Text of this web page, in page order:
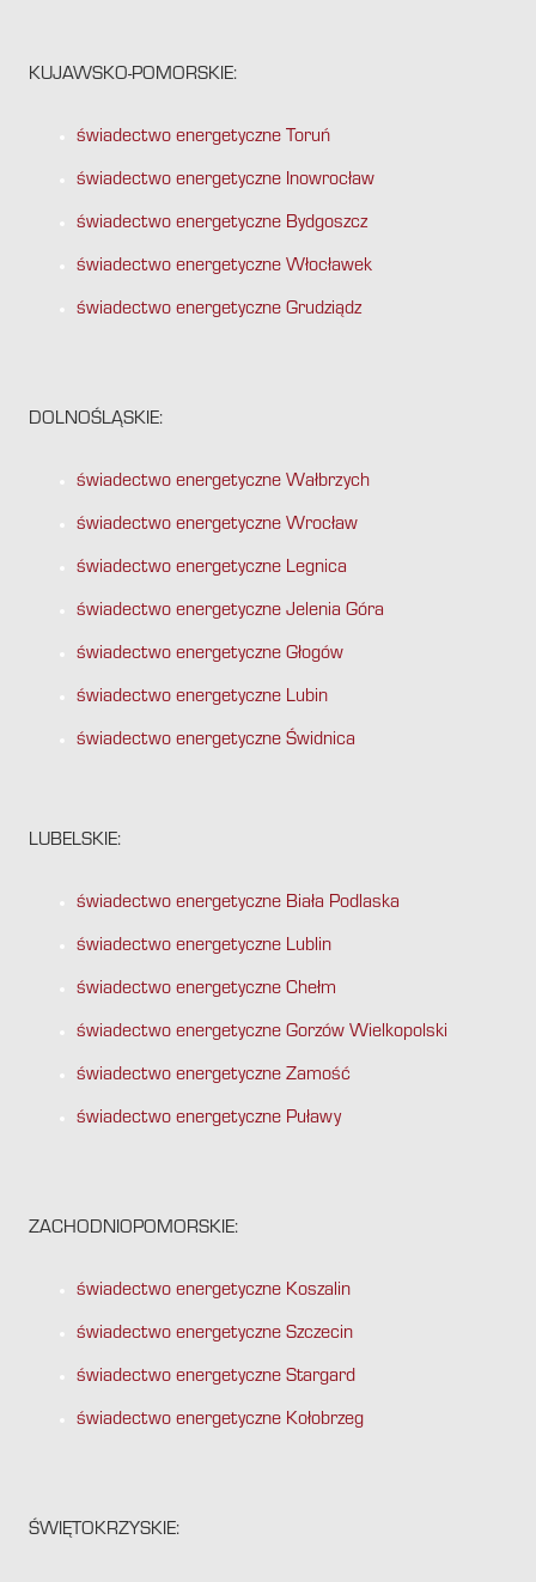
KUJAWSKO-POMORSKIE:
świadectwo energetyczne Toruń
świadectwo energetyczne Inowrocław
świadectwo energetyczne Bydgoszcz
świadectwo energetyczne Włocławek
świadectwo energetyczne Grudziądz
DOLNOŚLĄSKIE:
świadectwo energetyczne Wałbrzych
świadectwo energetyczne Wrocław
świadectwo energetyczne Legnica
świadectwo energetyczne Jelenia Góra
świadectwo energetyczne Głogów
świadectwo energetyczne Lubin
świadectwo energetyczne Świdnica
LUBELSKIE:
świadectwo energetyczne Biała Podlaska
świadectwo energetyczne Lublin
świadectwo energetyczne Chełm
świadectwo energetyczne Gorzów Wielkopolski
świadectwo energetyczne Zamość
świadectwo energetyczne Puławy
ZACHODNIOPOMORSKIE:
świadectwo energetyczne Koszalin
świadectwo energetyczne Szczecin
świadectwo energetyczne Stargard
świadectwo energetyczne Kołobrzeg
ŚWIĘTOKRZYSKIE: